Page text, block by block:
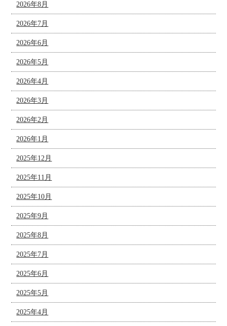
2026年8月
2026年7月
2026年6月
2026年5月
2026年4月
2026年3月
2026年2月
2026年1月
2025年12月
2025年11月
2025年10月
2025年9月
2025年8月
2025年7月
2025年6月
2025年5月
2025年4月